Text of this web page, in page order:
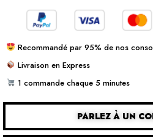
Recommandé par 95% de nos
Livraison en Express
1 commande chaque 5 minutes
PARLEZ À UN